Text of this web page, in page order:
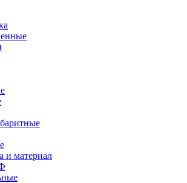
и материал